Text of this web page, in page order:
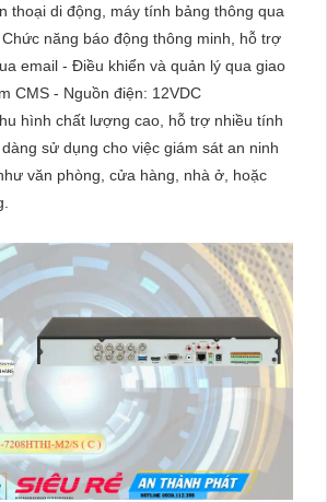
thoại di động, máy tính bảng thông qua
năng báo động thông minh, hỗ trợ
email - Điều khiển và quản lý qua giao
CMS - Nguồn điện: 12VDC
hình chất lượng cao, hỗ trợ nhiều tính
sử dụng cho việc giám sát an ninh
văn phòng, cửa hàng, nhà ở, hoặc